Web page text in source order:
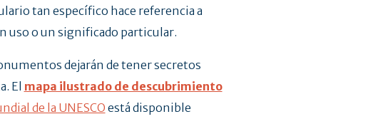
tan específico hace referencia a
uso o un significado particular.
dejarán de tener secretos
El mapa ilustrado de descubrimiento
de la UNESCOestá disponible